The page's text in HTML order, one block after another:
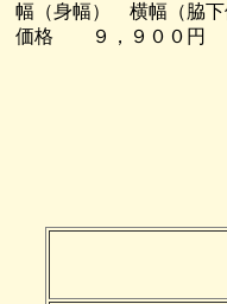
幅（身幅） 横幅（脇下
価格 ９，９００円